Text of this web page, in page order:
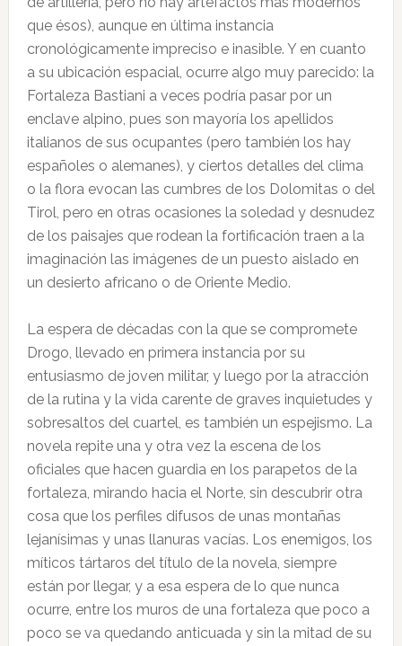
que ésos), aunque en última instancia
cronológicamente impreciso e inasible. Y en cuanto
a su ubicación espacial, ocurre algo muy parecido: la
Fortaleza Bastiani a veces podría pasar por un
enclave alpino, pues son mayoría los apellidos
italianos de sus ocupantes (pero también los hay
españoles o alemanes), y ciertos detalles del clima
o la flora evocan las cumbres de los Dolomitas o del
Tirol, pero en otras ocasiones la soledad y desnudez
de los paisajes que rodean la fortificación traen a la
imaginación las imágenes de un puesto aislado en
un desierto africano o de Oriente Medio.
La espera de décadas con la que se compromete
Drogo, llevado en primera instancia por su
entusiasmo de joven militar, y luego por la atracción
de la rutina y la vida carente de graves inquietudes y
sobresaltos del cuartel, es también un espejismo. La
novela repite una y otra vez la escena de los
oficiales que hacen guardia en los parapetos de la
fortaleza, mirando hacia el Norte, sin descubrir otra
cosa que los perfiles difusos de unas montañas
lejanísimas y unas llanuras vacías. Los enemigos, los
míticos tártaros del título de la novela, siempre
están por llegar, y a esa espera de lo que nunca
ocurre, entre los muros de una fortaleza que poco a
poco se va quedando anticuada y sin la mitad de su